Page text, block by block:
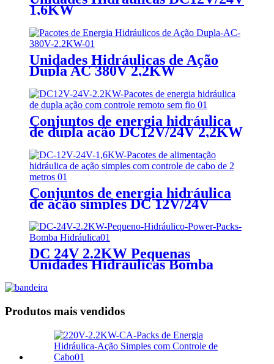
1,6KW
Unidades Hidráulicas de Ação
Dupla AC 380V 2,2KW
Conjuntos de energia hidráulica
de dupla ação DC12V/24V 2,2KW
com controle remoto sem fio
Conjuntos de energia hidráulica
de ação simples DC 12V/24V
1,6KW com controle de cabo de 2
metros
DC 24V 2.2KW Pequenas
Unidades Hidráulicas Bomba
Produtos mais vendidos